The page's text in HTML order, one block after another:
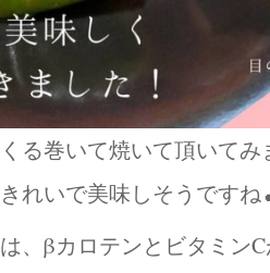
る巻いて焼いて頂いてみ
れいで美味しそうですね
、βカロテンとビタミン